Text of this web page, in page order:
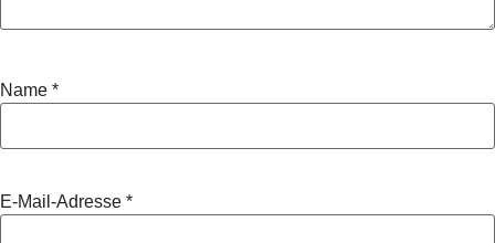
Name *
E-Mail-Adresse *